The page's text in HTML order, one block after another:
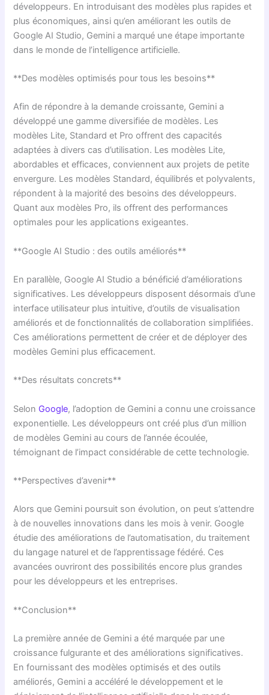
développeurs. En introduisant des modèles plus rapides et
plus économiques, ainsi qu’en améliorant les outils de
Google AI Studio, Gemini a marqué une étape importante
dans le monde de l’intelligence artificielle.
**Des modèles optimisés pour tous les besoins**
Afin de répondre à la demande croissante, Gemini a
développé une gamme diversifiée de modèles. Les
modèles Lite, Standard et Pro offrent des capacités
adaptées à divers cas d’utilisation. Les modèles Lite,
abordables et efficaces, conviennent aux projets de petite
envergure. Les modèles Standard, équilibrés et polyvalents,
répondent à la majorité des besoins des développeurs.
Quant aux modèles Pro, ils offrent des performances
optimales pour les applications exigeantes.
**Google AI Studio : des outils améliorés**
En parallèle, Google AI Studio a bénéficié d’améliorations
significatives. Les développeurs disposent désormais d’une
interface utilisateur plus intuitive, d’outils de visualisation
améliorés et de fonctionnalités de collaboration simplifiées.
Ces améliorations permettent de créer et de déployer des
modèles Gemini plus efficacement.
**Des résultats concrets**
Selon Google, l’adoption de Gemini a connu une croissance
exponentielle. Les développeurs ont créé plus d’un million
de modèles Gemini au cours de l’année écoulée,
témoignant de l’impact considérable de cette technologie.
**Perspectives d’avenir**
Alors que Gemini poursuit son évolution, on peut s’attendre
à de nouvelles innovations dans les mois à venir. Google
étudie des améliorations de l’automatisation, du traitement
du langage naturel et de l’apprentissage fédéré. Ces
avancées ouvriront des possibilités encore plus grandes
pour les développeurs et les entreprises.
**Conclusion**
La première année de Gemini a été marquée par une
croissance fulgurante et des améliorations significatives.
En fournissant des modèles optimisés et des outils
améliorés, Gemini a accéléré le développement et le